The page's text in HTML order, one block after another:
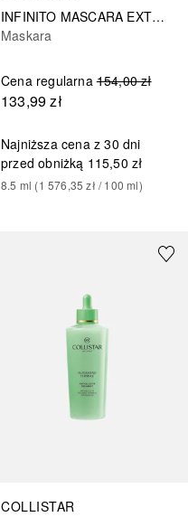
INFINITO MASCARA EXTRA CZARNA
Maskara
Cena regularna 154,00 zł
133,99 zł
Najniższa cena z 30 dni
przed obniżką 115,50 zł
8.5 ml (1 576,35 zł / 100 ml)
COLLISTAR